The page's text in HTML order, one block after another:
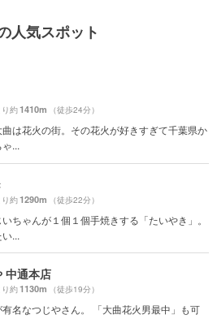
人気スポット
約1410m （徒歩24分）
は花火の街。その花火が好きすぎて千葉県か
...
約1290m （徒歩22分）
ちゃんが１個１個手焼きする「たいやき」。
...
中通本店
約1130m （徒歩19分）
有名なつじやさん。 「大曲花火男最中」も可